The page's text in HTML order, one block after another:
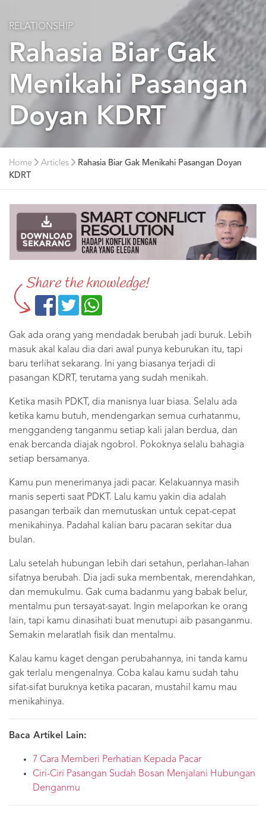
RELATIONSHIP
Rahasia Biar Gak
Menikahi Pasangan
Doyan KDRT
Home Articles
Rahasia Biar Gak Menikahi Pasangan Doyan
KDRT
Share the knowledge!
Gak ada orang yang mendadak berubah jadi buruk. Lebih
masuk akal kalau dia dari awal punya keburukan itu, tapi
baru terlihat sekarang. Ini yang biasanya terjadi di
pasangan KDRT, terutama yang sudah menikah.
Ketika masih PDKT, dia manisnya luar biasa. Selalu ada
ketika kamu butuh, mendengarkan semua curhatanmu,
menggandeng tanganmu setiap kali jalan berdua, dan
enak bercanda diajak ngobrol. Pokoknya selalu bahagia
setiap bersamanya.
Kamu pun menerimanya jadi pacar. Kelakuannya masih
manis seperti saat PDKT. Lalu kamu yakin dia adalah
pasangan terbaik dan memutuskan untuk cepat-cepat
menikahinya. Padahal kalian baru pacaran sekitar dua
bulan.
Lalu setelah hubungan lebih dari setahun, perlahan-lahan
sifatnya berubah. Dia jadi suka membentak, merendahkan,
dan memukulmu. Gak cuma badanmu yang babak belur,
mentalmu pun tersayat-sayat. Ingin melaporkan ke orang
lain, tapi kamu dinasihati buat menutupi aib pasanganmu.
Semakin melaratlah fisik dan mentalmu.
Kalau kamu kaget dengan perubahannya, ini tanda kamu
gak terlalu mengenalnya. Coba kalau kamu sudah tahu
sifat-sifat buruknya ketika pacaran, mustahil kamu mau
menikahinya.
Baca Artikel Lain:
7 Cara Memberi Perhatian Kepada Pacar
Ciri-Ciri Pasangan Sudah Bosan Menjalani Hubungan
Denganmu